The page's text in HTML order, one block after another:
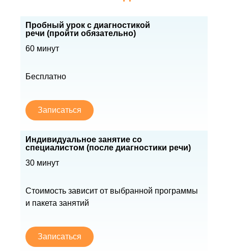
Пробный урок с диагностикой
речи (пройти обязательно)
60 минут
Бесплатно
Записаться
Индивидуальное занятие со
специалистом (после диагностики речи)
30 минут
Стоимость зависит от выбранной программы
и пакета занятий
Записаться